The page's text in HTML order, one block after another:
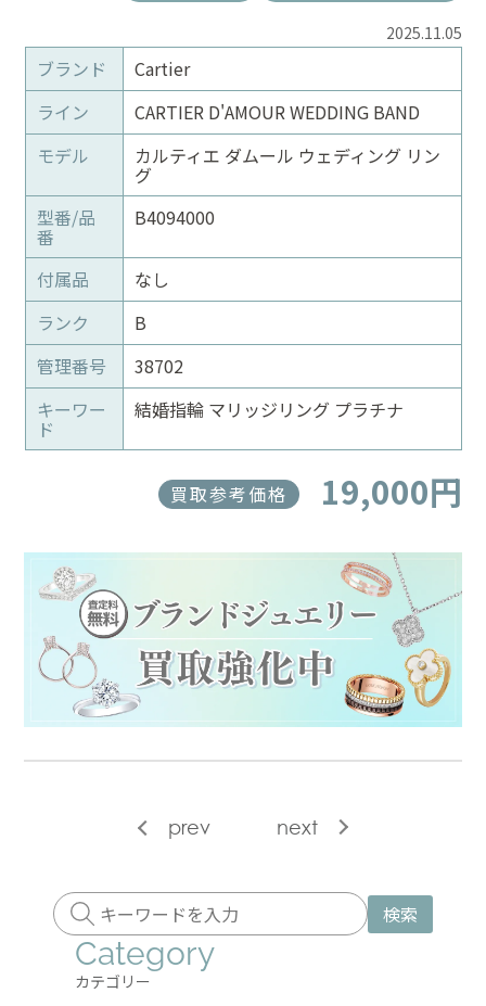
2025.11.05
ブランド
Cartier
ライン
CARTIER D'AMOUR WEDDING BAND
モデル
カルティエ ダムール ウェディング リン
グ
型番/品
番
B4094000
付属品
なし
ランク
B
管理番号
38702
キーワー
ド
結婚指輪 マリッジリング プラチナ
買取参考価格 19,000円
prev next
検索
Category
カテゴリー